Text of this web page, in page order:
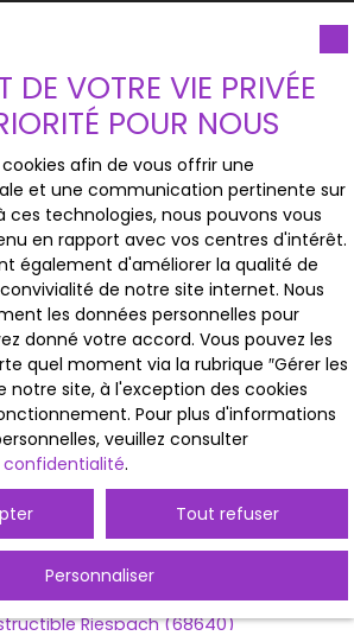
Service Bloctel, CS 61311, 41013
plus sur le traitement de vos
veuillez consulter notre
.
des annonces
BIEN
(68130)
Riespach (68640)
DE VOTRE VIE PRIVÉE
POUR NOUS
afin de vous offrir une
et une communication pertinente sur
ces technologies, nous pouvons vous
en rapport avec vos centres d'intérêt.
également d'améliorer la qualité de
de notre site internet. Nous
les données personnelles pour
donné votre accord. Vous pouvez les
quel moment via la rubrique ″Gérer les
notre site, à l'exception des cookies
Pour plus d'informations
veuillez consulter
.
Tout refuser
Personnaliser